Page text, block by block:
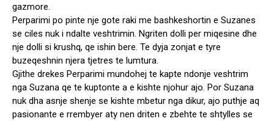
gazmore.
Perparimi po pinte nje gote raki me bashkeshortin e Suzanes
se ciles nuk i ndalte veshtrimin. Ngriten dolli per miqesine dhe
nje dolli si krushq, qe ishin bere. Te dyja zonjat e tyre
buzeqeshnin njera tjetres te lumtura.
Gjithe drekes Perparimi mundohej te kapte ndonje veshtrim
nga Suzana qe te kuptonte a e kishte njohur ajo. Por Suzana
nuk dha asnje shenje se kishte mbetur nga dikur, ajo puthje aq
pasionante e rrembyer aty nen driten e zbehte te shtylles se